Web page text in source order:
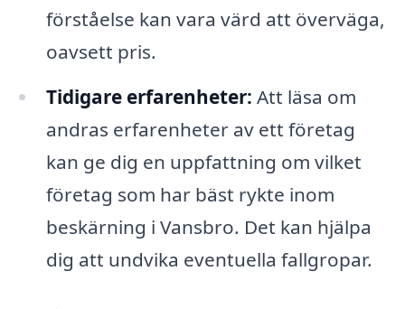
förståelse kan vara värd att överväga,
oavsett pris.
Tidigare erfarenheter: Att läsa om
andras erfarenheter av ett företag
kan ge dig en uppfattning om vilket
företag som har bäst rykte inom
beskärning i Vansbro. Det kan hjälpa
dig att undvika eventuella fallgropar.